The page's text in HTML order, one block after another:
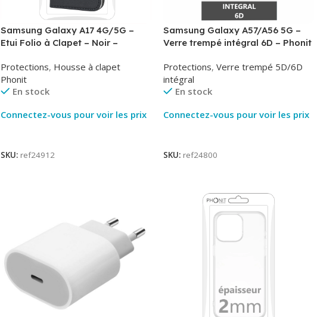
Samsung Galaxy A17 4G/5G –
Etui Folio à Clapet – Noir –
Protections, Housse à clapet
Phonit
En stock
Connectez-vous pour voir les prix
SKU: ref24912
Samsung Galaxy A57/A56 5G –
Verre trempé intégral 6D – Phonit
Protections, Verre trempé 5D/6D
intégral
En stock
Connectez-vous pour voir les prix
SKU: ref24800